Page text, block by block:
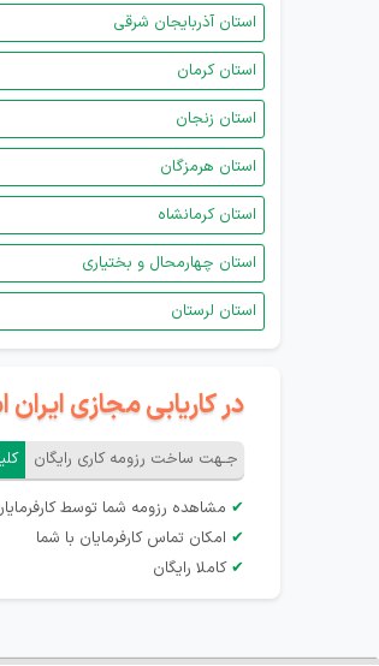
استان آذربایجان شرقی
استان کرمان
استان زنجان
استان هرمزگان
استان کرمانشاه
استان چهارمحال و بختیاری
استان لرستان
در کاریابی مجازی
جـهت ساخت رزومه کاری رایگان
✔ مشاهده رزومه شما توسط
✔ امکان تماس کارفرمایان با شما
✔ کاملا رایگان